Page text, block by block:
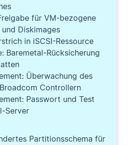
für VM-bezogene
Diskimages
in iSCSI-Ressource
Baremetal-Rücksicherung
Überwachung des
Controllern
Passwort und Test
Server
Partitionsschema für